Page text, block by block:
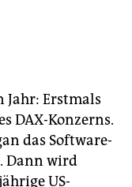
Jahr: Erstmals
DAX-Konzerns.
das Software-
Dann wird
US-